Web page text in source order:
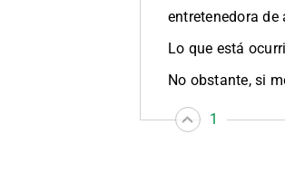
entretenedora de
Lo que está
No obstante, si
1